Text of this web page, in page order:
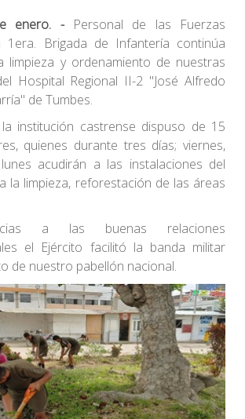
enero. -Personal de las Fuerzas
1era. Brigada de Infantería continúa
limpieza y ordenamiento de nuestras
Hospital Regional II-2 "José Alfredo
de Tumbes.
institución castrense dispuso de 15
quienes durante tres días; viernes,
acudirán a las instalaciones del
la limpieza, reforestación de las áreas
a las buenas relaciones
el Ejército facilitó la banda militar
de nuestro pabellón nacional.